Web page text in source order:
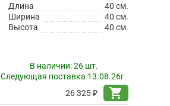
Длина
40 см.
Ширина
40 см.
Высота
40 см.
В наличии:26 шт.
Следующая поставка 13.08.26г.
26 325 ₽
shopping_cart